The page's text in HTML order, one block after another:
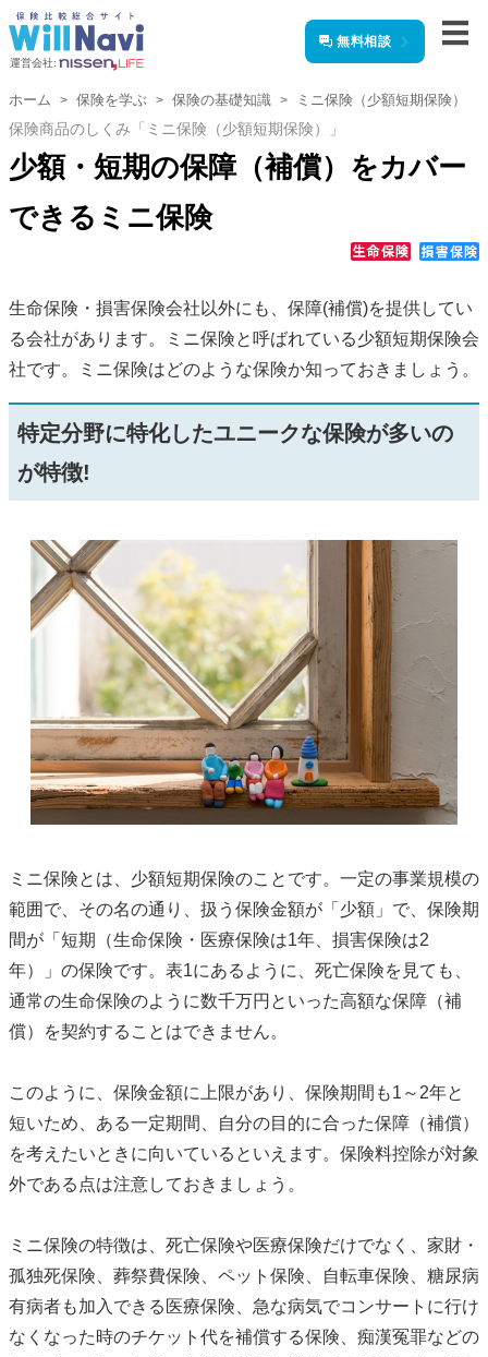
運営会社:
無料相談
ホーム 保険を学ぶ 保険の基礎知識 ミニ保険（少額短期保険）
保険商品のしくみ「ミニ保険（少額短期保険）」
少額・短期の保障（補償）をカバー
できるミニ保険
生命保険・損害保険会社以外にも、保障(補償)を提供してい
る会社があります。ミニ保険と呼ばれている少額短期保険会
社です。ミニ保険はどのような保険か知っておきましょう。
特定分野に特化したユニークな保険が多いの
が特徴!
ミニ保険とは、少額短期保険のことです。一定の事業規模の
範囲で、その名の通り、扱う保険金額が「少額」で、保険期
間が「短期（生命保険・医療保険は1年、損害保険は2
年）」の保険です。表1にあるように、死亡保険を見ても、
通常の生命保険のように数千万円といった高額な保障（補
償）を契約することはできません。
このように、保険金額に上限があり、保険期間も1～2年と
短いため、ある一定期間、自分の目的に合った保障（補償）
を考えたいときに向いているといえます。保険料控除が対象
外である点は注意しておきましょう。
ミニ保険の特徴は、死亡保険や医療保険だけでなく、家財・
孤独死保険、葬祭費保険、ペット保険、自転車保険、糖尿病
有病者も加入できる医療保険、急な病気でコンサートに行け
なくなった時のチケット代を補償する保険、痴漢冤罪などの